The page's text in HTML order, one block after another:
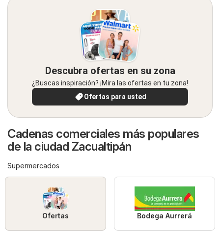
Descubra ofertas en su zona
¿Buscas inspiración? ¡Mira las ofertas en tu zona!
Ofertas para usted
Cadenas comerciales más populares
de la ciudad Zacualtipán
Supermercados
Ofertas Bodega Aurrerá